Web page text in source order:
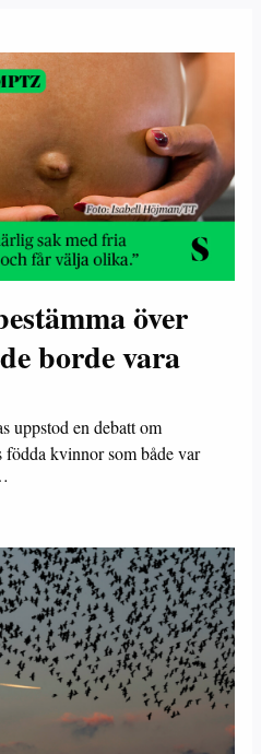
över
borde vara
uppstod en debatt om
kvinnor som både var